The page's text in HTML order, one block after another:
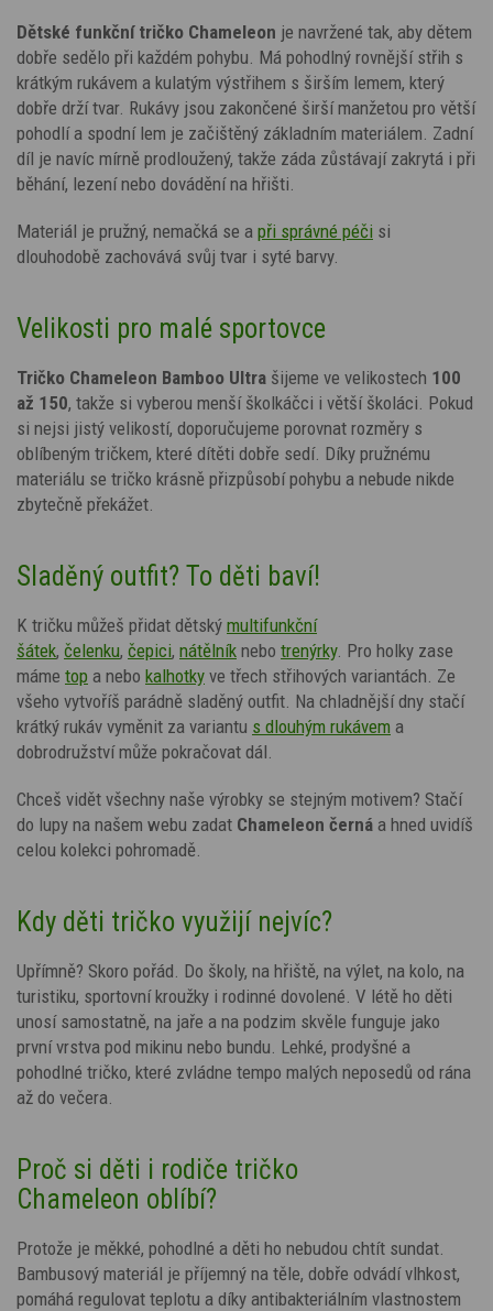
Dětské funkční tričko Chameleon je navržené tak, aby dětem
dobře sedělo při každém pohybu. Má pohodlný rovnější střih s
krátkým rukávem a kulatým výstřihem s širším lemem, který
dobře drží tvar. Rukávy jsou zakončené širší manžetou pro větší
pohodlí a spodní lem je začištěný základním materiálem. Zadní
díl je navíc mírně prodloužený, takže záda zůstávají zakrytá i při
běhání, lezení nebo dovádění na hřišti.
Materiál je pružný, nemačká se a při správné péči si
dlouhodobě zachovává svůj tvar i syté barvy.
Velikosti pro malé sportovce
Tričko Chameleon Bamboo Ultra šijeme ve velikostech 100
až 150, takže si vyberou menší školkáčci i větší školáci. Pokud
si nejsi jistý velikostí, doporučujeme porovnat rozměry s
oblíbeným tričkem, které dítěti dobře sedí. Díky pružnému
materiálu se tričko krásně přizpůsobí pohybu a nebude nikde
zbytečně překážet.
Sladěný outfit? To děti baví!
K tričku můžeš přidat dětský multifunkční
šátek, čelenku, čepici, nátělník nebo trenýrky. Pro holky zase
máme top a nebo kalhotky ve třech střihových variantách. Ze
všeho vytvoříš parádně sladěný outfit. Na chladnější dny stačí
krátký rukáv vyměnit za variantu s dlouhým rukávem a
dobrodružství může pokračovat dál.
Chceš vidět všechny naše výrobky se stejným motivem? Stačí
do lupy na našem webu zadat Chameleon černá a hned uvidíš
celou kolekci pohromadě.
Kdy děti tričko využijí nejvíc?
Upřímně? Skoro pořád. Do školy, na hřiště, na výlet, na kolo, na
turistiku, sportovní kroužky i rodinné dovolené. V létě ho děti
unosí samostatně, na jaře a na podzim skvěle funguje jako
první vrstva pod mikinu nebo bundu. Lehké, prodyšné a
pohodlné tričko, které zvládne tempo malých neposedů od rána
až do večera.
Proč si děti i rodiče tričko
Chameleon oblíbí?
Protože je měkké, pohodlné a děti ho nebudou chtít sundat.
Bambusový materiál je příjemný na těle, dobře odvádí vlhkost,
pomáhá regulovat teplotu a díky antibakteriálním vlastnostem